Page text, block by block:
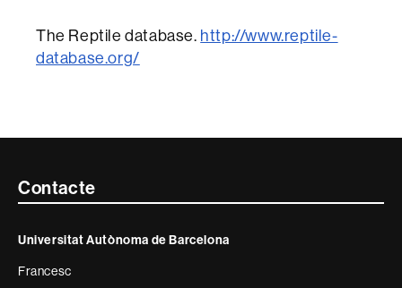
The Reptile database. http://www.reptile-
database.org/
Contacte
informació
Contacte
Universitat Autònoma de Barcelona
Francesc